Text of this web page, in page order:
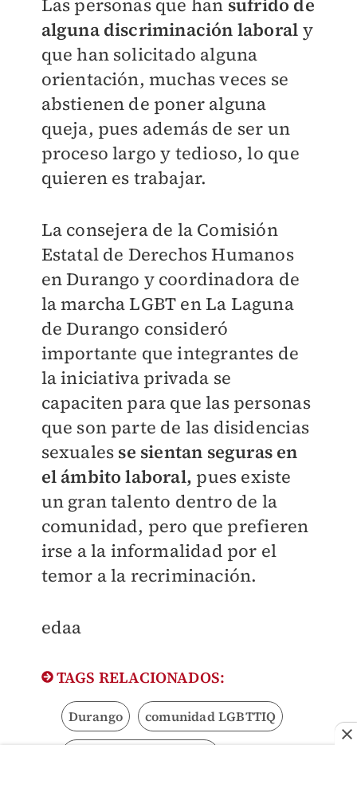
alguna discriminación laboral y
que han solicitado alguna
orientación, muchas veces se
abstienen de poner alguna
queja, pues además de ser un
proceso largo y tedioso, lo que
quieren es trabajar.
La consejera de la Comisión
Estatal de Derechos Humanos
en Durango y coordinadora de
la marcha LGBT en La Laguna
de Durango consideró
importante que integrantes de
la iniciativa privada se
capaciten para que las personas
que son parte de las disidencias
sexuales se sientan seguras en
el ámbito laboral, pues existe
un gran talento dentro de la
comunidad, pero que prefieren
irse a la informalidad por el
temor a la recriminación.
edaa
TAGS RELACIONADOS:
Durango comunidad LGBTTIQ